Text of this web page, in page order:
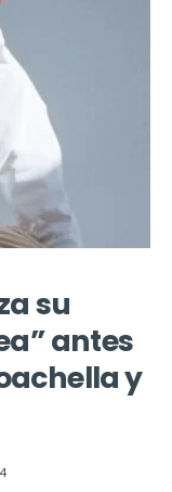
su
antes
y